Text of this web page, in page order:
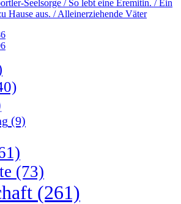
Seelsorge / So lebt eine Eremitin. / Ein
Hause aus. / Alleinerziehende Väter
(9)
(73)
(261)